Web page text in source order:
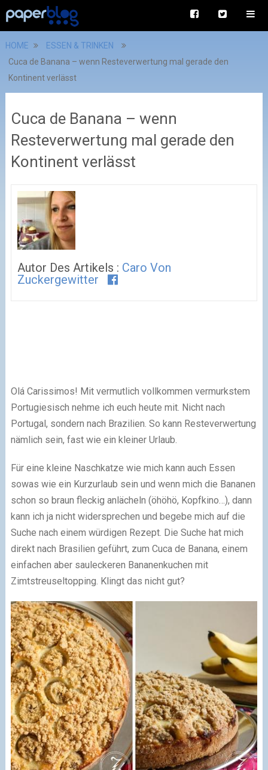
HOME
ESSEN & TRINKEN
Cuca de Banana – wenn Resteverwertung mal gerade den
Kontinent verlässt
Cuca de Banana – wenn
Resteverwertung mal gerade den
Kontinent verlässt
Autor Des Artikels : Caro Von
Zuckergewitter
Olá Carissimos! Mit vermutlich vollkommen vermurkstem
Portugiesisch nehme ich euch heute mit. Nicht nach
Portugal, sondern nach Brazilien. So kann Resteverwertung
nämlich sein, fast wie ein kleiner Urlaub.
Für eine kleine Naschkatze wie mich kann auch Essen
sowas wie ein Kurzurlaub sein und wenn mich die Bananen
schon so braun fleckig anlächeln (öhöhö, Kopfkino…), dann
kann ich ja nicht widersprechen und begebe mich auf die
Suche nach einem würdigen Rezept. Die Suche hat mich
direkt nach Brasilien geführt, zum Cuca de Banana, einem
einfachen aber sauleckeren Bananenkuchen mit
Zimtstreuseltopping. Klingt das nicht gut?